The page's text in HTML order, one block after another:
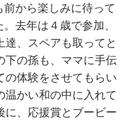
前から楽しみに待って
去年は４歳で参加、
、スペアも取ってと
下の孫も、ママに手伝
の体験をさせてもらい
温かい和の中に入れて
に、応援賞とブービー